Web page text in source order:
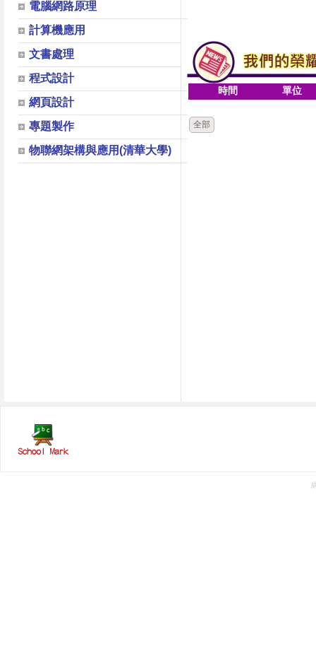
電腦網路原理
計算機應用
文書處理
程式設計
網頁設計
專題製作
物聯網架構與應用(清華大學)
時間 單位
全部